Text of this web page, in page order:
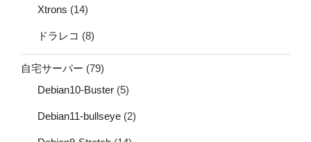
Xtrons (14)
ドラレコ (8)
自宅サーバー (79)
Debian10-Buster (5)
Debian11-bullseye (2)